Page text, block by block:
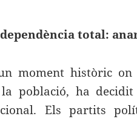
total:
moment històric
la població, ha
Els partits